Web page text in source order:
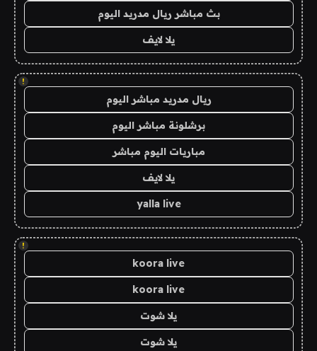
بث مباشر ريال مدريد اليوم
يلا لايف
!
ريال مدريد مباشر اليوم
برشلونة مباشر اليوم
مباريات اليوم مباشر
يلا لايف
yalla live
!
koora live
koora live
يلا شوت
يلا شوت